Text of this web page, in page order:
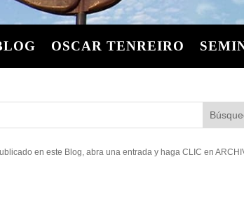
OSCAR TENREIRO
en este Blog, abra una entrada y haga CLIC en